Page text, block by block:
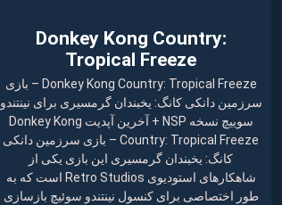
Donkey Kong Country:
Tropical Freeze
Donkey Kong Country: Tropical Freeze – بازی
سرزمین دانکی کانگ: یخبندان گرمسیری برای نینتندو
سوییچ نسخه NSP + آخرین آپدیت Donkey Kong
Country: Tropical Freeze – بازی سرزمین دانکی
کانگ: یخبندان گرمسیری این بازی یکی از
شاهکارهای استودیوی Retro Studios است که به
طور اختصاصی برای کنسول نینتندو سوئیچ بازسازی